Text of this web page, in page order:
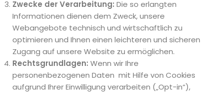
Zwecke der Verarbeitung: Die so erlangten
Informationen dienen dem Zweck, unsere
Webangebote technisch und wirtschaftlich zu
optimieren und Ihnen einen leichteren und sicheren
Zugang auf unsere Website zu ermöglichen.
Rechtsgrundlagen: Wenn wir Ihre
personenbezogenen Daten mit Hilfe von Cookies
aufgrund Ihrer Einwilligung verarbeiten („Opt-in“),